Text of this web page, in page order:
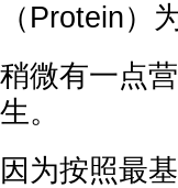
（Protein）
稍微有一点
生。
因为按照最